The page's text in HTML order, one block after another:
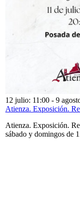
12 julio: 11:00 - 9
Atienza. Exposición.
Atienza. Exposición.
sábado y domingos de